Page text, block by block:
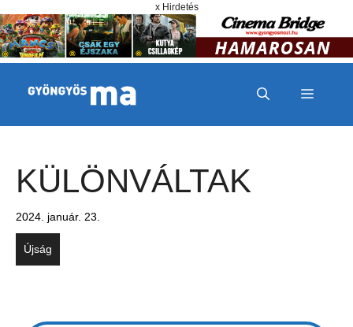
x Hirdetés
MENÜ
KÜLÖNVÁLTAK
2024. január. 23.
Újság